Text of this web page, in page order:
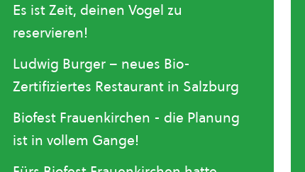
Es ist Zeit, deinen Vogel zu
reservieren!
Ludwig Burger – neues Bio-
Zertifiziertes Restaurant in Salzburg
Biofest Frauenkirchen - die Planung
ist in vollem Gange!